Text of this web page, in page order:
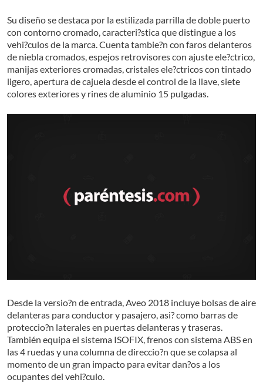
Su diseño se destaca por la estilizada parrilla de doble puerto
con contorno cromado, caracteri?stica que distingue a los
vehi?culos de la marca. Cuenta tambie?n con faros delanteros
de niebla cromados, espejos retrovisores con ajuste ele?ctrico,
manijas exteriores cromadas, cristales ele?ctricos con tintado
ligero, apertura de cajuela desde el control de la llave, siete
colores exteriores y rines de aluminio 15 pulgadas.
Desde la versio?n de entrada, Aveo 2018 incluye bolsas de aire
delanteras para conductor y pasajero, asi? como barras de
proteccio?n laterales en puertas delanteras y traseras.
También equipa el sistema ISOFIX, frenos con sistema ABS en
las 4 ruedas y una columna de direccio?n que se colapsa al
momento de un gran impacto para evitar dan?os a los
ocupantes del vehi?culo.